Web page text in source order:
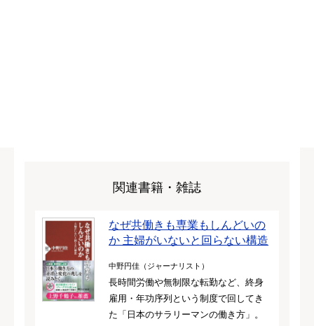
関連書籍・雑誌
なぜ共働きも専業もしんどいの
か 主婦がいないと回らない構造
中野円佳（ジャーナリスト）
長時間労働や無制限な転勤など、終身
雇用・年功序列という制度で回してき
た「日本のサラリーマンの働き方」。